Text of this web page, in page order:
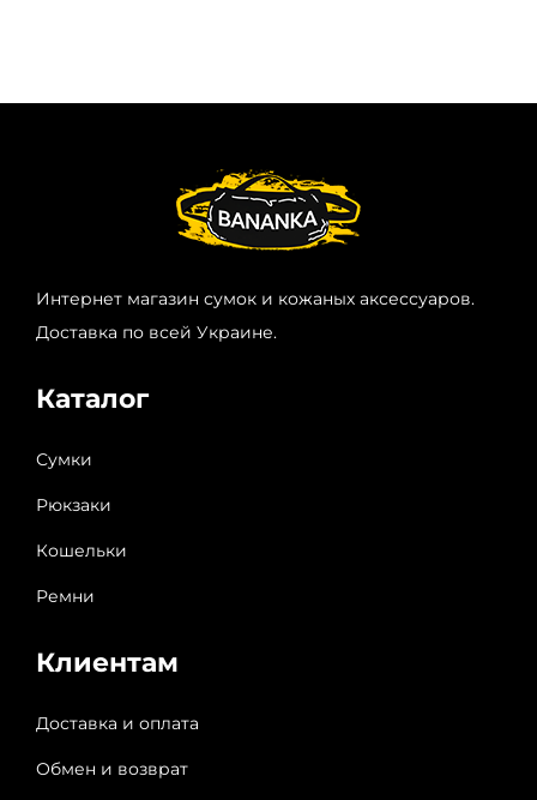
Интернет магазин сумок и кожаных аксессуаров.
Доставка по всей Украине.
Каталог
Сумки
Рюкзаки
Кошельки
Ремни
Клиентам
Доставка и оплата
Обмен и возврат